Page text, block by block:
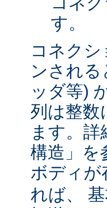
す。
コネク
ンされる
ッダ等)
列は整数
ます。
構造」を
ボディが
れば、